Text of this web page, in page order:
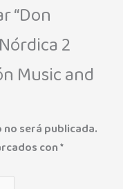
“Don
2
Music and
será publicada.
con*